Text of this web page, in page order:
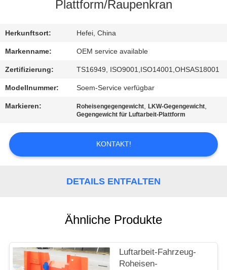
SIE
MIT
UNS
IN
VERBINDUNG
NACHRICHTEN
SITEMAP
Plattform/Raupenkran
Herkunftsort: Hefei, China
Markenname: OEM service available
Zertifizierung: TS16949, ISO9001,ISO14001,OHSAS18001
Modellnummer: Soem-Service verfügbar
Markieren: Roheisengegengewicht,LKW-Gegengewicht,
Gegengewicht für Luftarbeit-Plattform
KONTAKT!
DETAILS ENTFALTEN
Ähnliche Produkte
Luftarbeit-Fahrzeug-
Roheisen-